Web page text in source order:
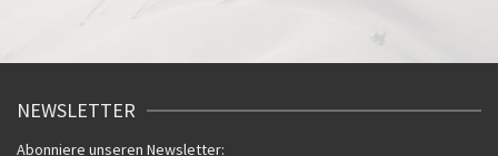
NEWSLETTER
Abonniere unseren Newsletter: